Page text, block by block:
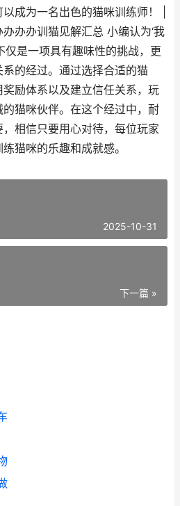
成为一名出色的猫咪训练师！ |
办办训猫见解汇总 小编认为‘我
仅是一项具有趣味性的挑战，更
的经过。通过选择合适的猫
励体系以及建立信任关系，玩
猫咪伙伴。在这个经过中，耐
相信只要用心对待，每位玩家
猫咪的乐趣和成就感。
2025-10-31
下一篇 »